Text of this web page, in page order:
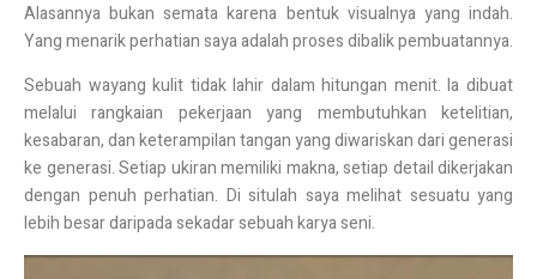
Alasannya bukan semata karena bentuk visualnya yang indah.
Yang menarik perhatian saya adalah proses dibalik pembuatannya.
Sebuah wayang kulit tidak lahir dalam hitungan menit. Ia dibuat
melalui rangkaian pekerjaan yang membutuhkan ketelitian,
kesabaran, dan keterampilan tangan yang diwariskan dari generasi
ke generasi. Setiap ukiran memiliki makna, setiap detail dikerjakan
dengan penuh perhatian. Di situlah saya melihat sesuatu yang
lebih besar daripada sekadar sebuah karya seni.